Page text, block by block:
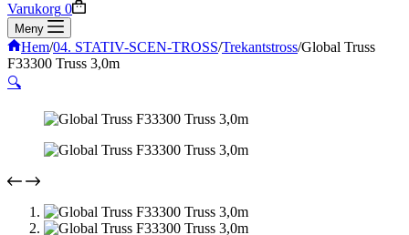
Varukorg 0
Meny
Hem/04. STATIV-SCEN-TROSS/Trekantstross/Global Truss
F33300 Truss 3,0m
🔍